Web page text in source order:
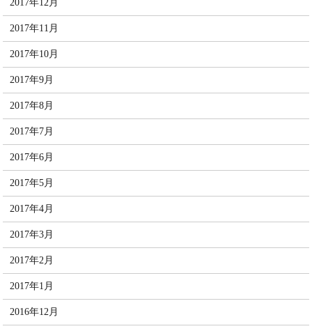
2017年12月
2017年11月
2017年10月
2017年9月
2017年8月
2017年7月
2017年6月
2017年5月
2017年4月
2017年3月
2017年2月
2017年1月
2016年12月